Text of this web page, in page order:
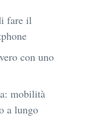
fare il
con uno
mobilità
a lungo